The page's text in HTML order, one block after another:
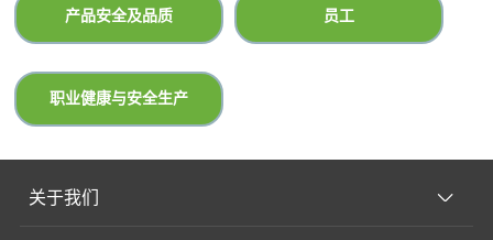
‍产品安全及品质 ‍员工
‍职业健康与安全生产
关于我们